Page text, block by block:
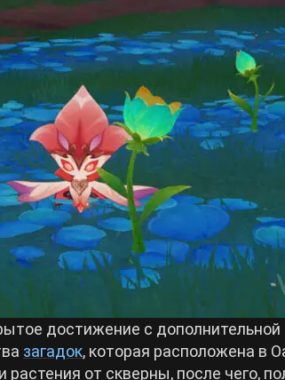
достижение с дополнительной
загадок, которая расположена в
растения от скверны, после чего,